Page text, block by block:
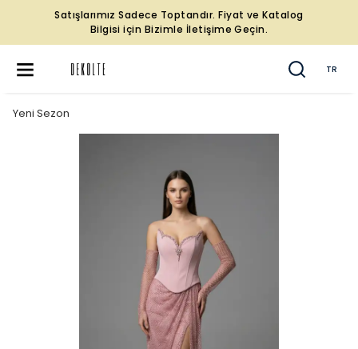
Satışlarımız Sadece Toptandır. Fiyat ve Katalog
Bilgisi için Bizimle İletişime Geçin.
TR
Yeni Sezon